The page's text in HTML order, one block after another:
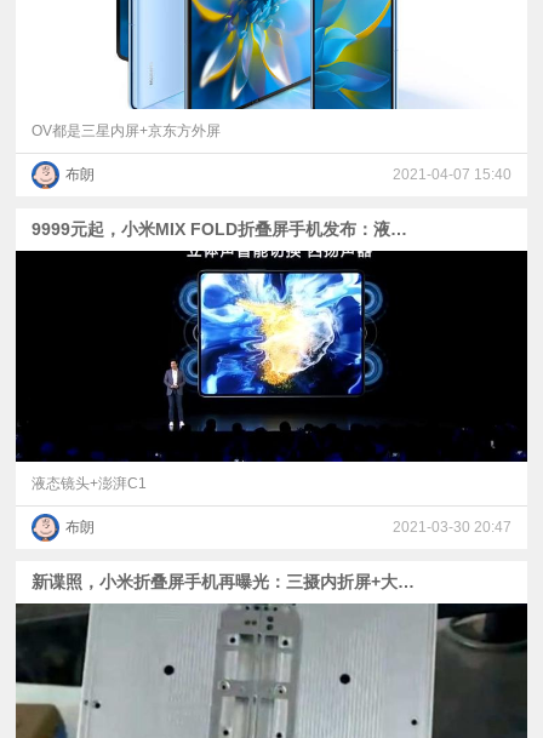
OV都是三星内屏+京东方外屏
布朗 2021-04-07 15:40
9999元起，小米MIX FOLD折叠屏手机发布：液态镜头+澎湃C1
液态镜头+澎湃C1
布朗 2021-03-30 20:47
新谍照，小米折叠屏手机再曝光：三摄内折屏+大铰链